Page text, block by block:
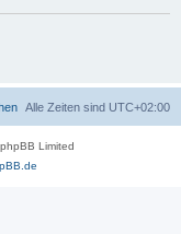
Alle Zeiten sind UTC+02:00
Limited